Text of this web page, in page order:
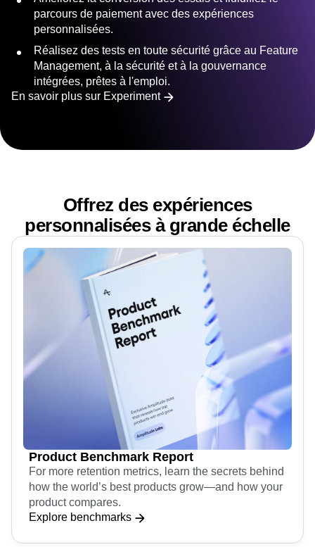
parcours de paiement avec des expériences
personnalisées.
Réalisez des tests en toute sécurité grâce au Feature
Management, à la sécurité et à la gouvernance
intégrées, prêtes à l'emploi.
En savoir plus sur Experiment
Offrez des expériences
personnalisées à grande échelle
Product Benchmark Report
For more retention metrics, learn the secrets behind
how the world’s best products grow—and how your
product compares.
Explore benchmarks